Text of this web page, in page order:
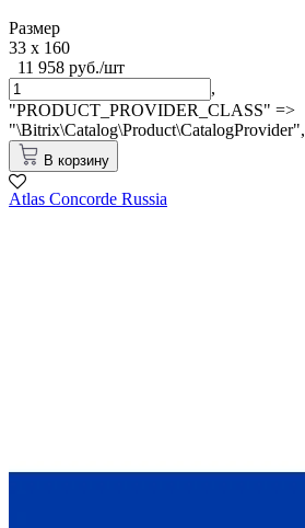
Размер
33 x 160
11 958 руб./шт
,
"PRODUCT_PROVIDER_CLASS" =>
"\Bitrix\Catalog\Product\CatalogProvider",
В корзину
Atlas Concorde Russia